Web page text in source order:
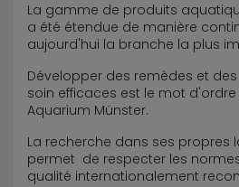
La gamme de produits
a été étendue de manière
aujourd'hui la branche la plus
Développer des remèdes et
soin efficaces est le mot
Aquarium Münster.
La recherche dans ses propres
permet de respecter les
qualité internationalement